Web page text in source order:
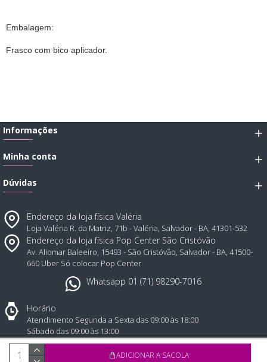
ADICIONAR A SACOLA
Embalagem:
Frasco com bico aplicador.
Informações
Minha conta
Dúvidas
Endereço da loja física Valéria
Loja Valéria R. da Matriz, 71b - Valéria, Salvador - BA, 41301-532
Endereço da loja física Pop Center São Cristóvão
Av. Aliomar Baleeiro, 15493 - São Cristóvão, Salvador - BA, 41500-
660 Uber Só colocar Pop Center
Whatsapp 01 (71) 98290-7016
Horário
Atendimento Segunda a Sexta das 09:00 às 18:00
Sábado das 09:00 às 13:00
Todos direitos reservados © 2025, Atual Sex distribuidora de produtos eróticos - CNPJ: